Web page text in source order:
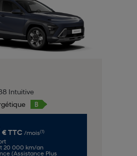
Intuitive
€ TTC /mois(1)
20 000 km/an
(Assistance Plus